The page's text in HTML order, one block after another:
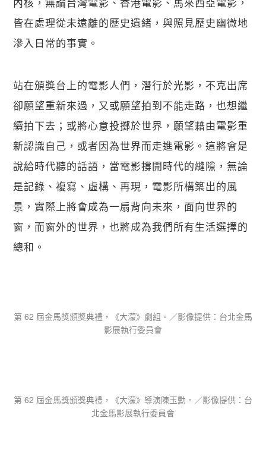
皆在處理從未遠離的歷史遺緒，與照見歷史幽微地
滲入日常的事實。
站在頒獎台上的電影人們，潛行於光影，不克出席
卻願望重新來過，又或願望拍到不能走路，也想繼
續拍下去；或將心意投擲於世界，願望藉由電影重
新認識自己，或者因為世界而走進電影。這將會是
說給時代聽的話語，當電影撐開時代的縫隙，無論
是記錄、複寫、虛構、再現，電影所構築出的風
景，實際上將會成為一扇背向未來，面向世界的
窗，而窗外的世界，也將成為我們所有生活選擇的
總和。
第 62 屆金馬獎頒獎典禮，《大濛》劇組。／影像提供：台北金馬
影展執行委員會
第 62 屆金馬獎頒獎典禮，《大濛》導演陳玉勳。／影像提供：台
北金馬影展執行委員會